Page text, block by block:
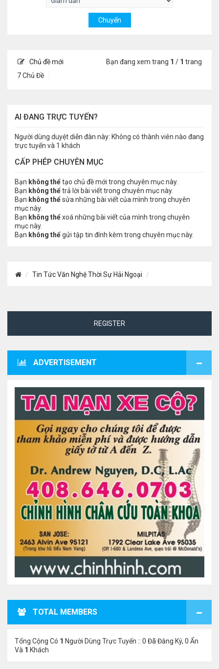
Chủ đề mới
7 Chủ Đề
Bạn đang xem trang 1 / 1 trang
AI ĐANG TRỰC TUYẾN?
Người dùng duyệt diễn đàn này: Không có thành viên nào đang
trực tuyến và 1 khách
CẤP PHÉP CHUYÊN MỤC
Bạn không thểtạo chủ đề mới trong chuyên mục này.
Bạn không thểtrả lời bài viết trong chuyên mục này.
Bạn không thểsửa những bài viết của mình trong chuyên
mục này.
Bạn không thểxoá những bài viết của mình trong chuyên
mục này.
Bạn không thểgửi tập tin đính kèm trong chuyên mục này.
Tin Tức Văn Nghệ Thời Sự Hải Ngoại
REGISTER
ADVERTISEMENT
TOTAL MEMBERS
Tổng Cộng Có 1 Người Dùng Trực Tuyến :: 0 Đã Đăng Ký, 0 Ẩn
Và 1 Khách